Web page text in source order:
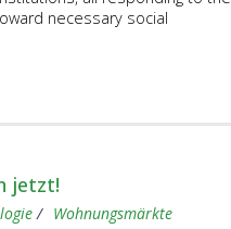
necessary social
jetzt!
Wohnungsmärkte